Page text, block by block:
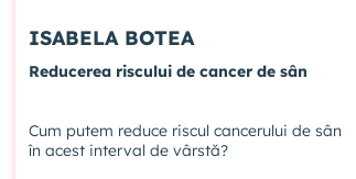
ISABELA BOTEA
Reducerea riscului de cancer de sân
Cum putem reduce riscul cancerului de sân
în acest interval de vârstă?